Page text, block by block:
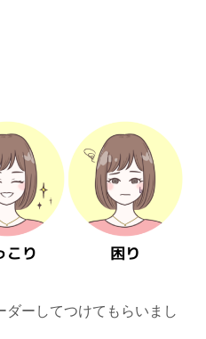
ダーしてつけてもらいまし